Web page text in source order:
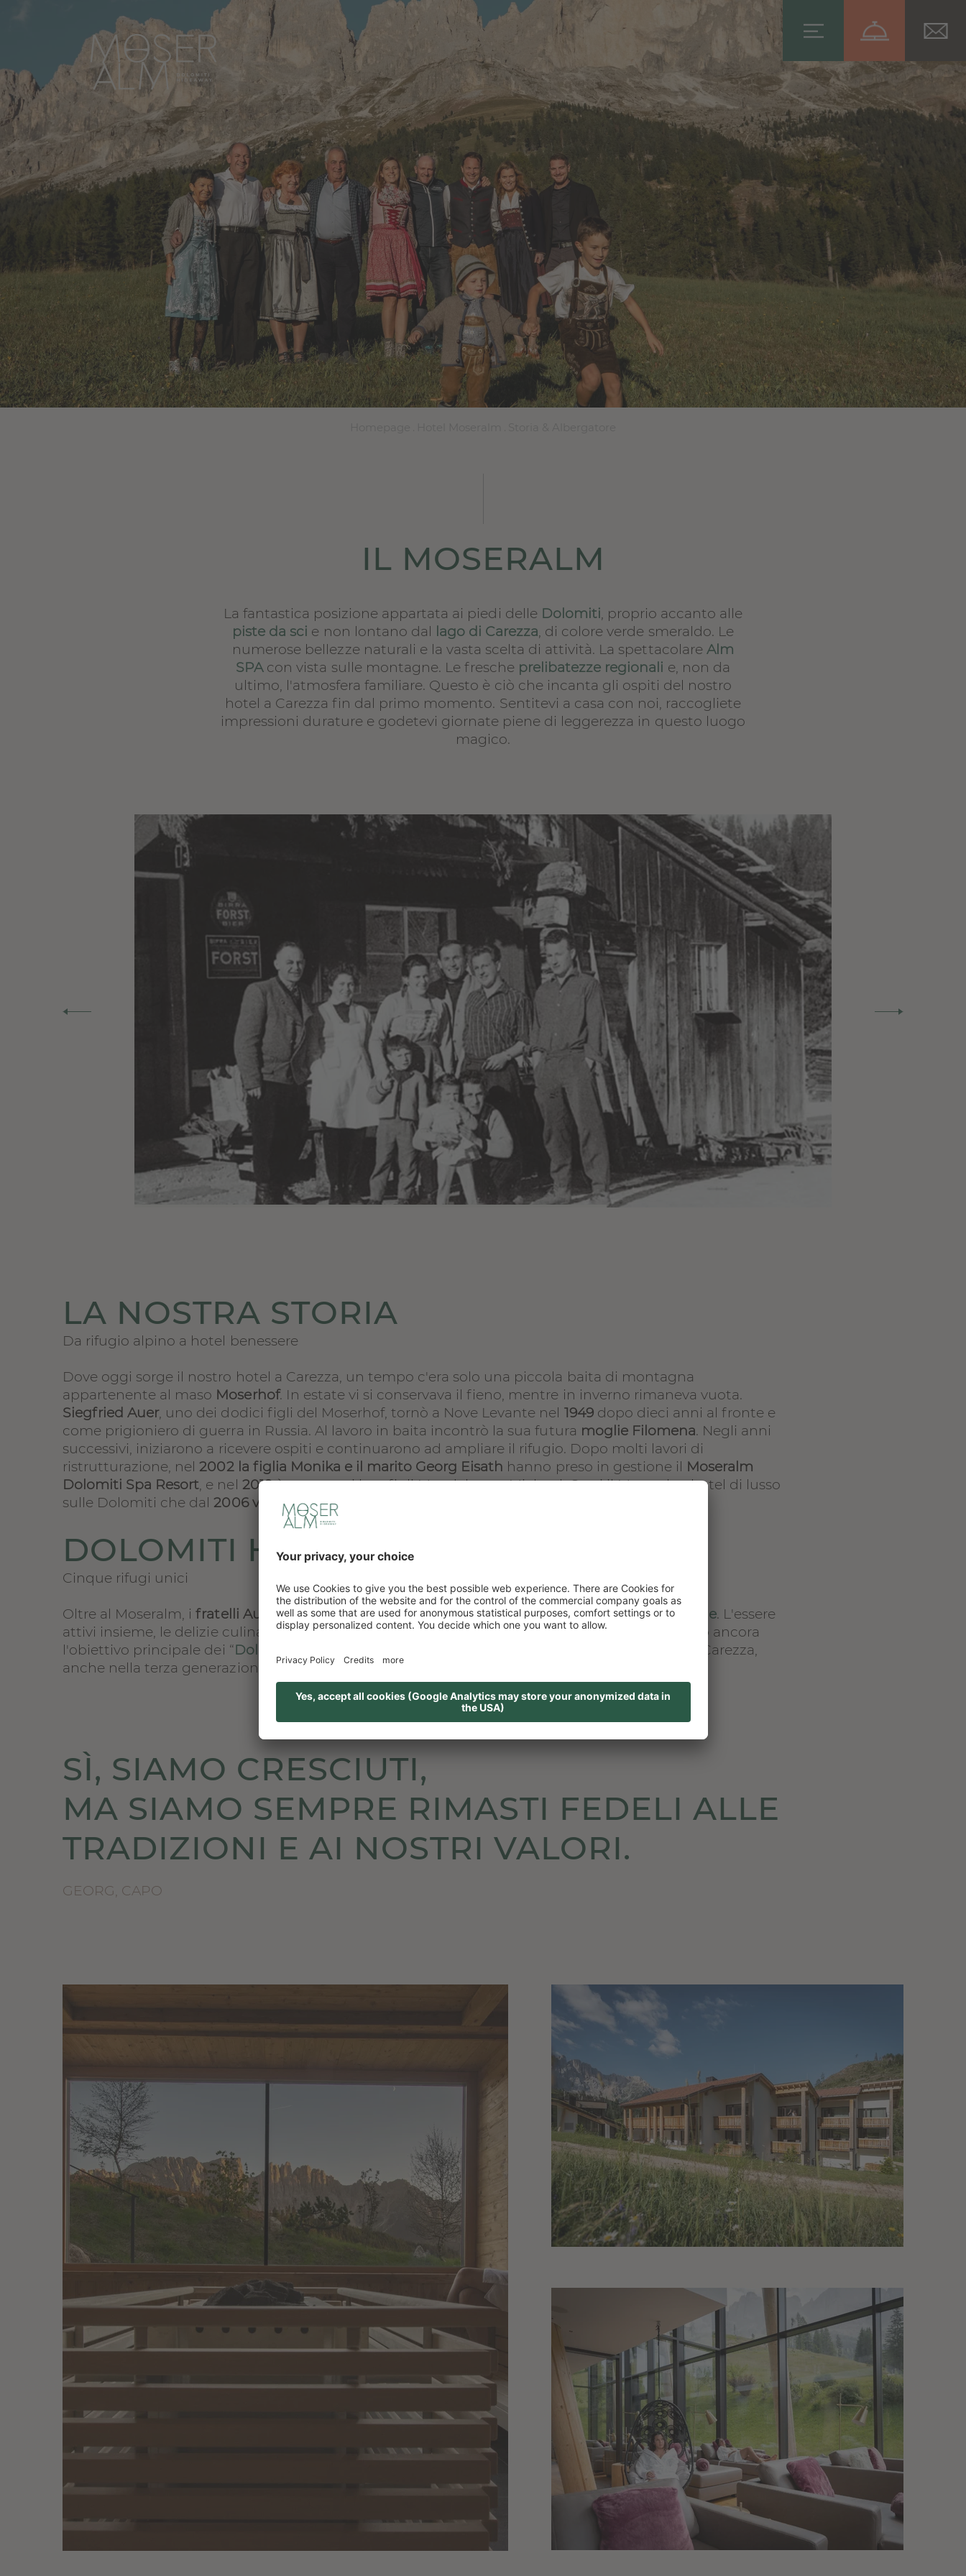
IL MOSERALM
La fantastica posizione appartata ai piedi delle Dolomiti, proprio accanto alle
piste da sci e non lontano dal lago di Carezza, di colore verde smeraldo. Le
numerose bellezze naturali e la vasta scelta di attività. La spettacolare Alm
SPAcon vista sulle montagne. Le fresche prelibatezze regionali e, non da
ultimo, l'atmosfera familiare. Questo è ciò che incanta gli ospiti del nostro
hotel a Carezza fin dal primo momento. Sentitevi a casa con noi, raccogliete
impressioni durature e godetevi giornate piene di leggerezza in questo luogo
magico.
LA NOSTRA STORIA
Da rifugio alpino a hotel benessere
Dove oggi sorge il nostro hotel a Carezza, un tempo c'era solo una piccola baita di montagna
appartenente al maso Moserhof. In estate vi si conservava il fieno, mentre in inverno rimaneva vuota.
Siegfried Auer, uno dei dodici figli del Moserhof, tornò a Nove Levante nel 1949dopo dieci anni al fronte e
come prigioniero di guerra in Russia. Al lavoro in baita incontrò la sua futura moglie Filomena. Negli anni
successivi, iniziarono a ricevere ospiti e continuarono ad ampliare il rifugio. Dopo molti lavori di
ristrutturazione, nel2002 la figlia Monika e il marito Georg Eisath hanno preso in gestione il Moseralm
Dolomiti Spa Resort, e nel 2019è passato ai loro figli Magdalena e Michael. Oggi il Moseralm, hotel di lusso
sulle Dolomiti che dal2006 vanta 4 stelle
DOLOMITI HOTELS
Cinque rifugi unici
Oltre al Moseralm, ifratelli Auer gestiscono altriquattro hotel a 4 stelle nelle Dolomiti altoatesine. L'essere
attivi insieme, le delizie culinarie, il benessere naturale e il contatto personale con gli ospiti sono ancora
l'obiettivo principale dei “Dolomiti Hotels
” Alpenrose, Marica, Moseralm, Oberlehenhof e Passo Carezza,
anche nella terza generazione.
SÌ, SIAMO CRESCIUTI,
MA SIAMO SEMPRE RIMASTI FEDELI ALLE
TRADIZIONI E AI NOSTRI VALORI.
GEORG, CAPO